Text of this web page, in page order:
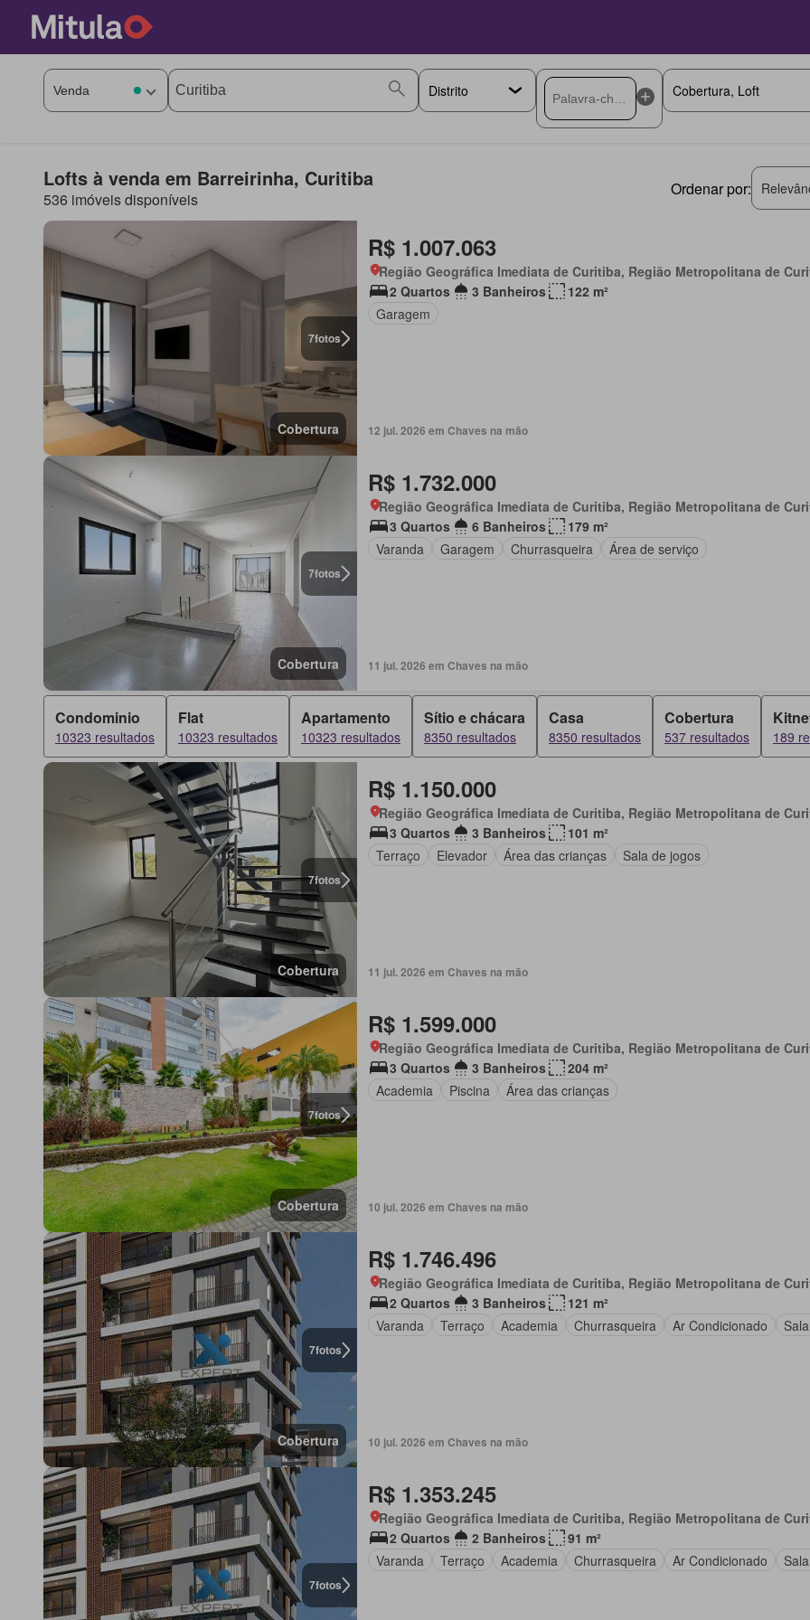
Lofts à venda em Barreirinha, Curitiba
536 imóveis disponíveis
Ordenar por:
7fotos
Cobertura
R$ 1.007.063
Região Geográfica Imediata de Curitiba, Região Metropolitana de
2 Quartos
3 Banheiros
122 m²
Garagem
12 jul. 2026 em Chaves na mão
7fotos
Cobertura
R$ 1.732.000
Região Geográfica Imediata de Curitiba, Região Metropolitana de
3 Quartos
6 Banheiros
179 m²
Varanda
Garagem Churrasqueira Área de serviço
11 jul. 2026 em Chaves na mão
Condominio
10323 resultados
Flat
10323 resultados
Apartamento
10323 resultados
Sítio e chácara
8350 resultados
Casa
8350 resultados
Cobertura
537 resultados 189
7fotos
Cobertura
R$ 1.150.000
Região Geográfica Imediata de Curitiba, Região Metropolitana de
3 Quartos
3 Banheiros
101 m²
Terraço
Elevador Área das crianças Sala de jogos
11 jul. 2026 em Chaves na mão
7fotos
Cobertura
R$ 1.599.000
Região Geográfica Imediata de Curitiba, Região Metropolitana de
3 Quartos
3 Banheiros
204 m²
Academia
Piscina Área das crianças
10 jul. 2026 em Chaves na mão
7fotos
Cobertura
R$ 1.746.496
Região Geográfica Imediata de Curitiba, Região Metropolitana de
2 Quartos
3 Banheiros
121 m²
Varanda
Terraço Academia Churrasqueira Ar Condicionado
10 jul. 2026 em Chaves na mão
7fotos
R$ 1.353.245
Região Geográfica Imediata de Curitiba, Região Metropolitana de
2 Quartos
2 Banheiros
91 m²
Varanda
Terraço Academia Churrasqueira Ar Condicionado